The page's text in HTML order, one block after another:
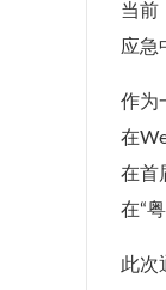
当前
应急
作为
在
在首
在“
此次